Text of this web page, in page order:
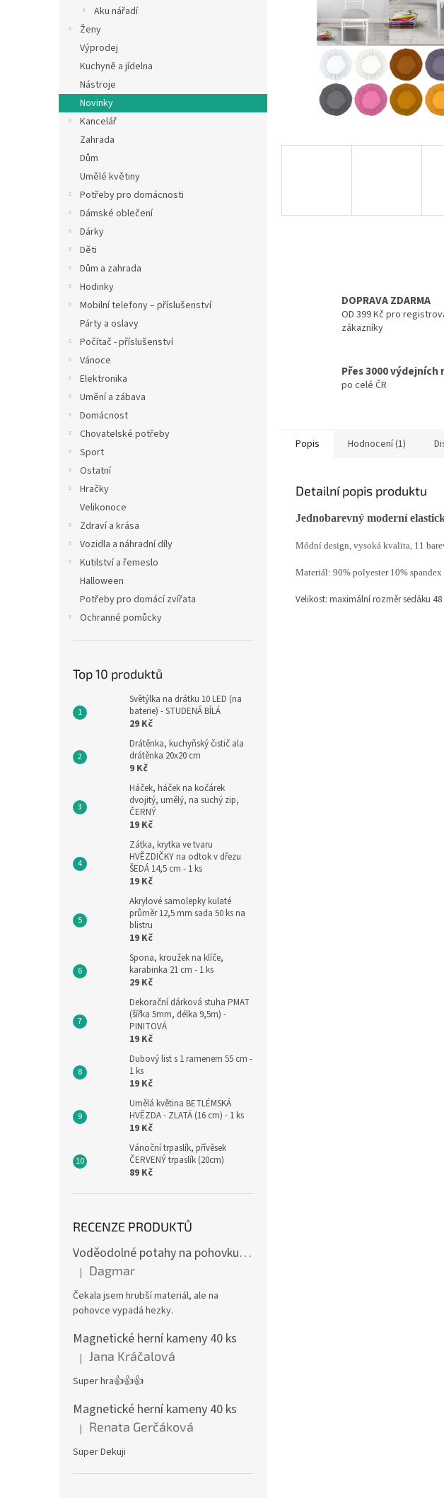
Aku nářadí
Ženy
Výprodej
Kuchyně a jídelna
Nástroje
Novinky
Kancelář
Zahrada
Dům
Umělé květiny
Potřeby pro domácnosti
Dámské oblečení
Dárky
Děti
Dům a zahrada
Hodinky
Mobilní telefony – příslušenství
Párty a oslavy
Počítač - příslušenství
Vánoce
Elektronika
Umění a zábava
Domácnost
Chovatelské potřeby
Sport
Ostatní
Hračky
Velikonoce
Zdraví a krása
Vozidla a náhradní díly
Kutilství a řemeslo
Halloween
Potřeby pro domácí zvířata
Ochranné pomůcky
Top 10 produktů
Světýlka na drátku 10 LED (na
baterie) - STUDENÁ BÍLÁ
29 Kč
Drátěnka, kuchyňský čistič ala
drátěnka 20x20 cm
9 Kč
Háček, háček na kočárek
dvojitý, umělý, na suchý zip,
ČERNÝ
19 Kč
Zátka, krytka ve tvaru
HVĚZDIČKY na odtok v dřezu
ŠEDÁ 14,5 cm - 1 ks
19 Kč
Akrylové samolepky kulaté
průměr 12,5 mm sada 50 ks na
blistru
19 Kč
Spona, kroužek na klíče,
karabinka 21 cm - 1 ks
29 Kč
Dekorační dárková stuha PMAT
(šířka 5mm, délka 9,5m) -
PINITOVÁ
19 Kč
Dubový list s 1 ramenem 55 cm -
1 ks
19 Kč
Umělá květina BETLÉMSKÁ
HVĚZDA - ZLATÁ (16 cm) - 1 ks
19 Kč
Vánoční trpaslík, přívěsek
ČERVENÝ trpaslík (20cm)
89 Kč
RECENZE PRODUKTŮ
Voděodolné potahy na pohovku se vzorem
Hodnocení produktu je 4 z 5 hvězdiček.
| Dagmar
Čekala jsem hrubší materiál, ale na
pohovce vypadá hezky.
Magnetické herní kameny 40 ks
Hodnocení produktu je 5 z 5 hvězdiček.
| Jana Kráčalová
Super hra👍👍👍
Magnetické herní kameny 40 ks
Hodnocení produktu je 5 z 5 hvězdiček.
| Renata Gerčáková
Super Dekuji
DOPRAVA ZDARMA
OD 399 Kč pro
zákazníky
Přes 3000 výdejních
po celé ČR
Popis Hodnocení (1)
Detailní popis produktu
Jednobarevný moderní
Módní design, vysoká kvalita, 11
Materiál: 90% polyester 10% spandex
Velikost: maximální rozměr sedáku